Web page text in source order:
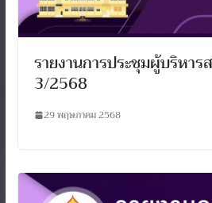
รายงานการประชุมผู้บริหา
3/2568
29 พฤษภาคม 2568